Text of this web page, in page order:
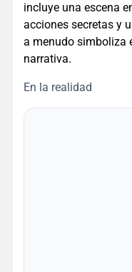
incluye una escena
acciones secretas y
a menudo simboliza
narrativa.
En la realidad